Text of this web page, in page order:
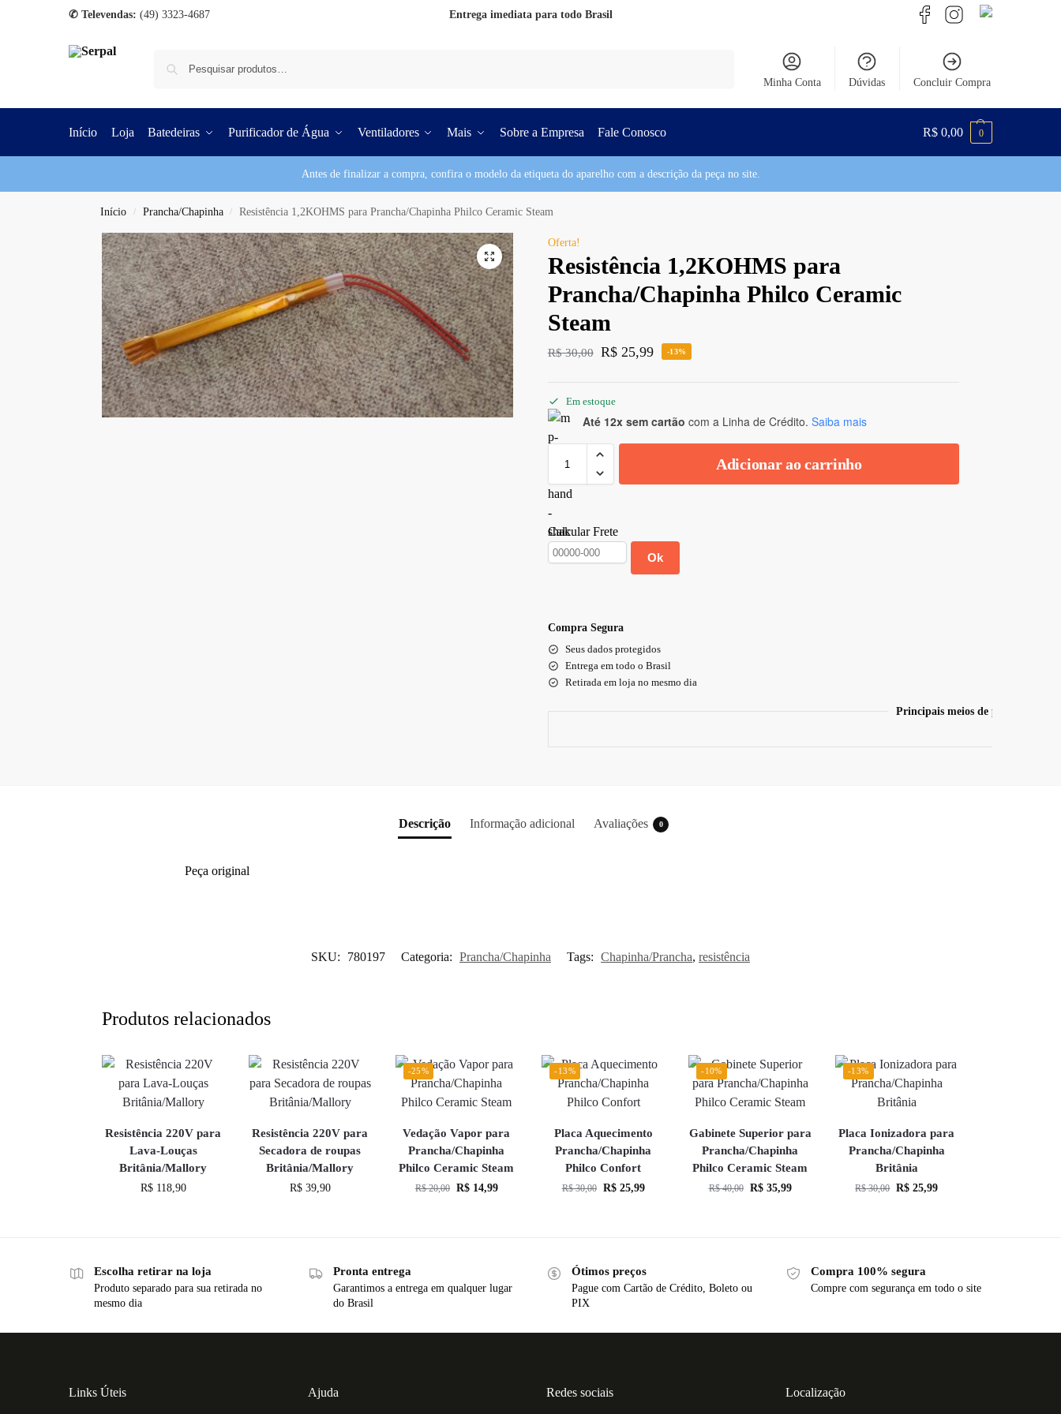
✆ Televendas: (49) 3323-4687 Entrega imediata para todo Brasil
Minha Conta Dúvidas Concluir Compra
Início Loja Batedeiras Purificador de Água Ventiladores Mais Sobre a Empresa Fale Conosco R$ 0,00 0
Antes de finalizar a compra, confira o modelo da etiqueta do aparelho com a descrição da peça no site.
Início / Prancha/Chapinha / Resistência 1,2KOHMS para Prancha/Chapinha Philco Ceramic Steam
Oferta!
Resistência 1,2KOHMS para
Prancha/Chapinha Philco Ceramic
Steam
R$30,00 R$25,99 -13%
Em estoque
Até 12x sem cartão com a Linha de Crédito. Saiba mais
Adicionar ao carrinho
Calcular Frete
Ok
Compra Segura
Seus dados protegidos
Entrega em todo o Brasil
Retirada em loja no mesmo dia
Principais meios de pagamento
Descrição Informação adicional Avaliações 0
Peça original
SKU: 780197 Categoria: Prancha/Chapinha Tags: Chapinha/Prancha, resistência
Produtos relacionados
Resistência 220V para
Lava-Louças
Britânia/Mallory
R$118,90
Resistência 220V para
Secadora de roupas
Britânia/Mallory
R$39,90
-25%
Vedação Vapor para
Prancha/Chapinha
Philco Ceramic Steam
R$20,00 R$14,99
-13%
Placa Aquecimento
Prancha/Chapinha
Philco Confort
R$30,00 R$25,99
-10%
Gabinete Superior para
Prancha/Chapinha
Philco Ceramic Steam
R$40,00 R$35,99
-13%
Placa Ionizadora para
Prancha/Chapinha
Britânia
R$30,00 R$ 25,99
Escolha retirar na loja
Produto separado para sua retirada no
mesmo dia
Pronta entrega
Garantimos a entrega em qualquer lugar
do Brasil
Ótimos preços
Pague com Cartão de Crédito, Boleto ou
PIX
Compra 100% segura
Compre com segurança em todo o site
Links Úteis Ajuda Redes sociais Localização